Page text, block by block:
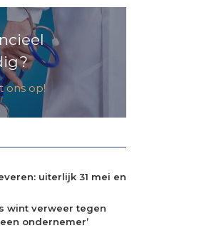
ons op!
uiterlijk 31 mei en
wint verweer tegen
ondernemer’